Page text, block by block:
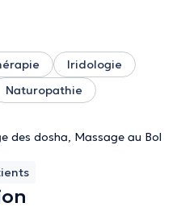
Iridologie
Naturopathie
des dosha, Massage au Bol